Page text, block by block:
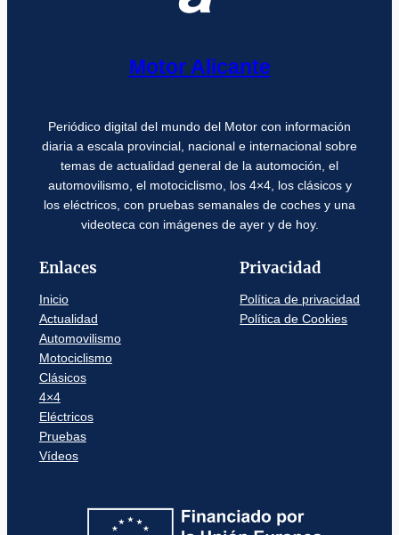
Motor Alicante
Periódico digital del mundo del Motor con información
diaria a escala provincial, nacional e internacional sobre
temas de actualidad general de la automoción, el
automovilismo, el motociclismo, los 4×4, los clásicos y
los eléctricos, con pruebas semanales de coches y una
videoteca con imágenes de ayer y de hoy.
Enlaces
Inicio
Actualidad
Automovilismo
Motociclismo
Clásicos
4×4
Eléctricos
Pruebas
Vídeos
Privacidad
Política de privacidad
Política de Cookies